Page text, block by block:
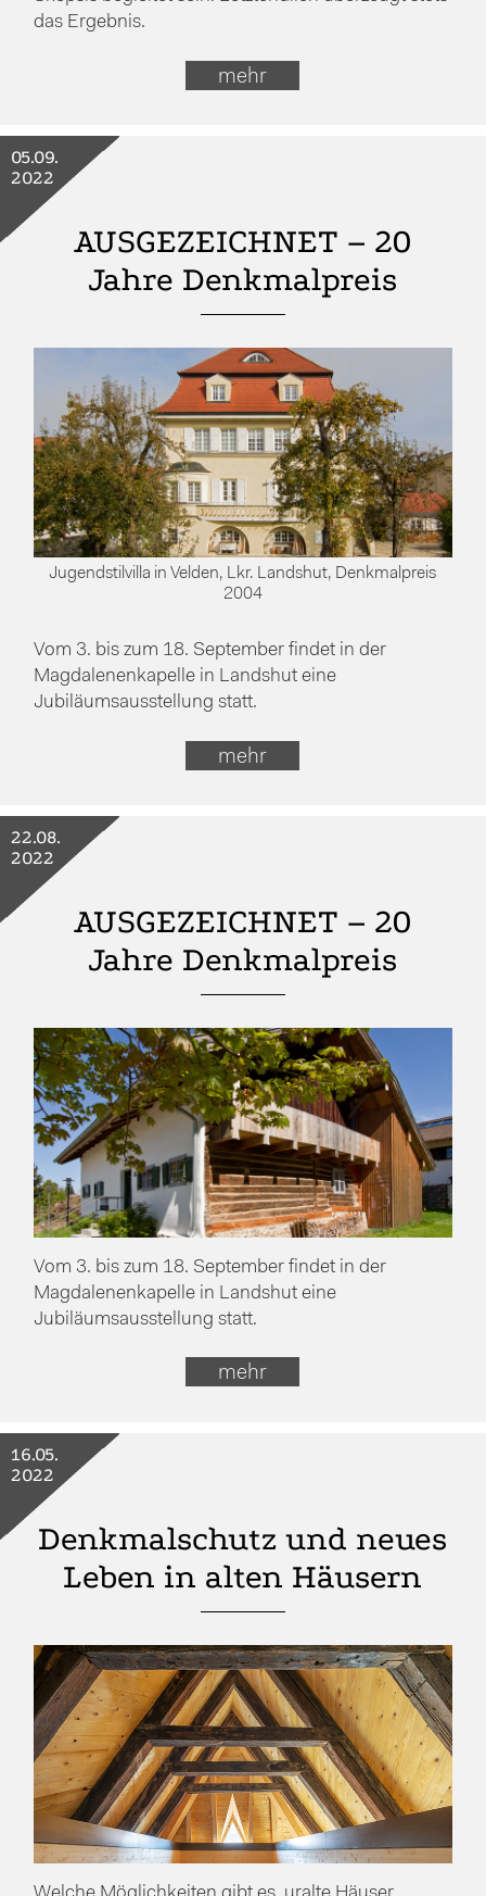
das Ergebnis.
mehr
AUSGEZEICHNET – 20
Jahre Denkmalpreis
05.09.
2022
Jugendstilvilla in Velden, Lkr. Landshut, Denkmalpreis
2004
Vom 3. bis zum 18. September findet in der
Magdalenenkapelle in Landshut eine
Jubiläumsausstellung statt.
mehr
AUSGEZEICHNET – 20
Jahre Denkmalpreis
22.08.
2022
Vom 3. bis zum 18. September findet in der
Magdalenenkapelle in Landshut eine
Jubiläumsausstellung statt.
mehr
Denkmalschutz und neues
Leben in alten Häusern
16.05.
2022